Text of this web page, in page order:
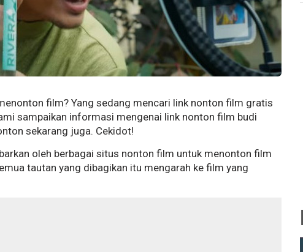
film? Yang sedang mencari link nonton film gratis
sampaikan informasi mengenai link nonton film budi
sekarang juga. Cekidot!
oleh berbagai situs nonton film untuk menonton film
tautan yang dibagikan itu mengarah ke film yang